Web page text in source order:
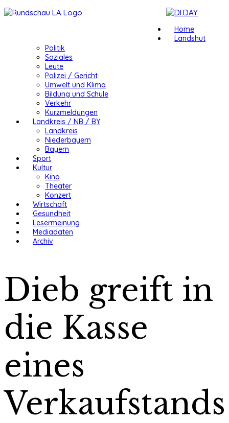
Home
Landshut
Politik
Soziales
Leute
Polizei / Gericht
Umwelt und Klima
Bildung und Schule
Verkehr
Kurzmeldungen
Landkreis / NB / BY
Landkreis
Niederbayern
Bayern
Sport
Kultur
Kino
Theater
Konzert
Wirtschaft
Gesundheit
Lesermeinung
Mediadaten
Archiv
Dieb greift in
die Kasse
eines
Verkaufstands